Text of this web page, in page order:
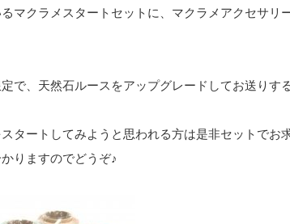
マクラメスタートセットに、マクラメアクセサ
で、天然石ルースをアップグレードしてお送りす
タートしてみようと思われる方は是非セットで
りますのでどうぞ♪